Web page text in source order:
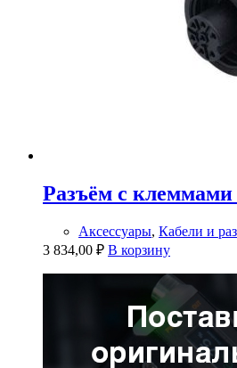
Разъём с клеммами
Аксессуары, Кабели и
3 834,00 ₽ В корзину